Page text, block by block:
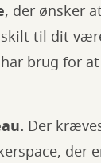
, der ønsker
til dit
brug for
Der
der